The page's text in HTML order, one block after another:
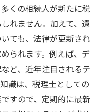
くの相続人が新たに税
れません。加えて、遺
ても、法律が更新され
られます。例えば、デ
ど、近年注目されるテ
識は、税理士としての
すので、定期的に最新